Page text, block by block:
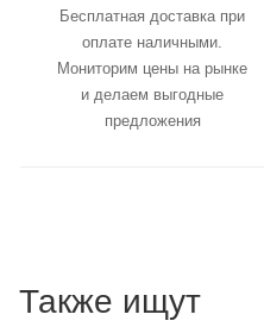
Бесплатная доставка при
оплате наличными.
Мониторим цены на рынке
и делаем выгодные
предложения
Также ищут